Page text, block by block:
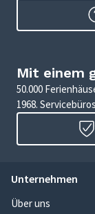
Mit einem
50.000
1968.
Unternehmen
Über uns